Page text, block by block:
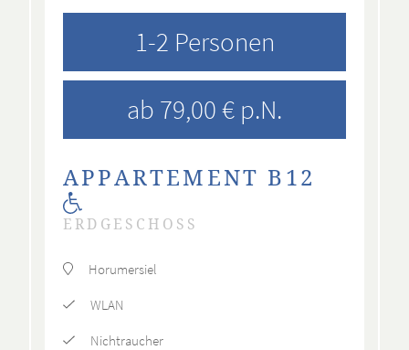
1-2 Personen
ab 79,00 € p.N.
APPARTEMENT B12
ERDGESCHOSS
Horumersiel
WLAN
Nichtraucher